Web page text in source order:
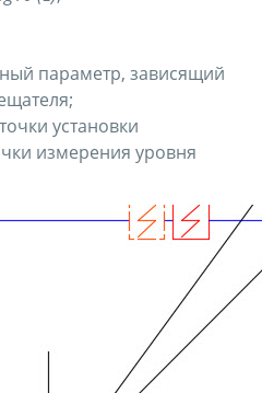
параметр, зависящий
установки
измерения уровня